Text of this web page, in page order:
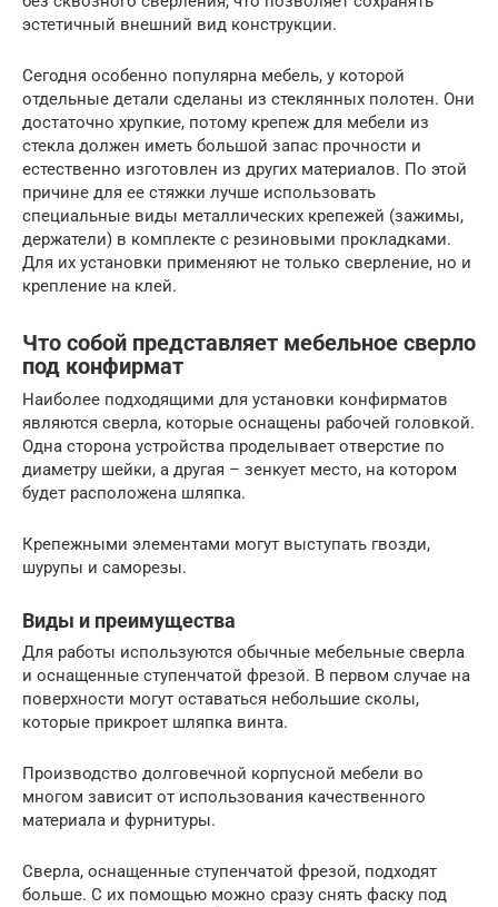
эстетичный внешний вид конструкции.
Сегодня особенно популярна мебель, у которой
отдельные детали сделаны из стеклянных полотен. Они
достаточно хрупкие, потому крепеж для мебели из
стекла должен иметь большой запас прочности и
естественно изготовлен из других материалов. По этой
причине для ее стяжки лучше использовать
специальные виды металлических крепежей (зажимы,
держатели) в комплекте с резиновыми прокладками.
Для их установки применяют не только сверление, но и
крепление на клей.
Что собой представляет мебельное сверло
под конфирмат
Наиболее подходящими для установки конфирматов
являются сверла, которые оснащены рабочей головкой.
Одна сторона устройства проделывает отверстие по
диаметру шейки, а другая – зенкует место, на котором
будет расположена шляпка.
Крепежными элементами могут выступать гвозди,
шурупы и саморезы.
Виды и преимущества
Для работы используются обычные мебельные сверла
и оснащенные ступенчатой фрезой. В первом случае на
поверхности могут оставаться небольшие сколы,
которые прикроет шляпка винта.
Производство долговечной корпусной мебели во
многом зависит от использования качественного
материала и фурнитуры.
Сверла, оснащенные ступенчатой фрезой, подходят
больше. С их помощью можно сразу снять фаску под